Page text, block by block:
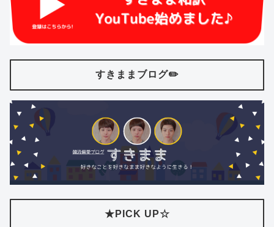
すきままブログ✏️
★PICK UP☆